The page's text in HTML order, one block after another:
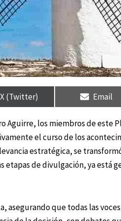
Compartir
en
X (Twitter)
en
Email
Aguirre, los miembros de este
el curso de los
estratégica, se
etapas de divulgación, ya está
asegurando que todas las
Compartir
en en